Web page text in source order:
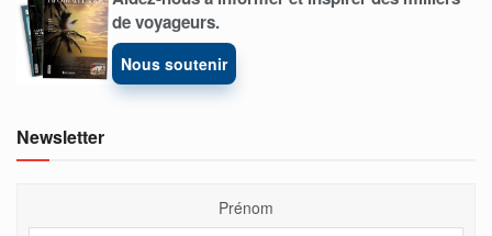
de voyageurs.
Nous soutenir
Newsletter
Prénom